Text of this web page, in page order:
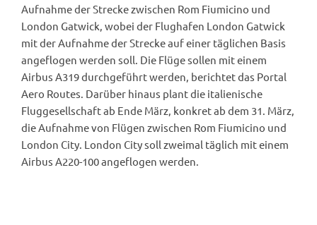
Aufnahme der Strecke zwischen Rom Fiumicino und
London Gatwick, wobei der Flughafen London Gatwick
mit der Aufnahme der Strecke auf einer täglichen Basis
angeflogen werden soll. Die Flüge sollen mit einem
Airbus A319 durchgeführt werden, berichtet das Portal
Aero Routes. Darüber hinaus plant die italienische
Fluggesellschaft ab Ende März, konkret ab dem 31. März,
die Aufnahme von Flügen zwischen Rom Fiumicino und
London City. London City soll zweimal täglich mit einem
Airbus A220-100 angeflogen werden.